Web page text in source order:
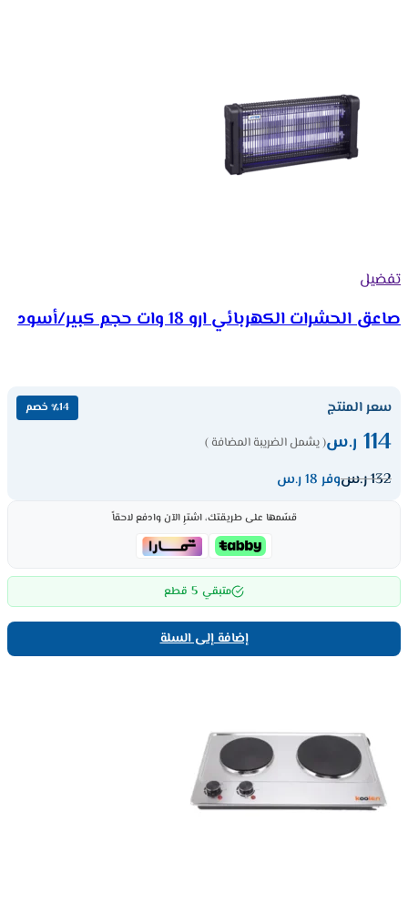
تفضيل
صاعق الحشرات الكهربائي ارو 18 وات حجم كبير/أسود
سعر المنتج ٪14 خصم
114 ر.س( يشمل الضريبة المضافة )
132ر.سوفر 18 ر.س
قسّمها على طريقتك، اشترِ الآن وادفع لاحقاً
متبقي 5 قطع
إضافة إلى السلة